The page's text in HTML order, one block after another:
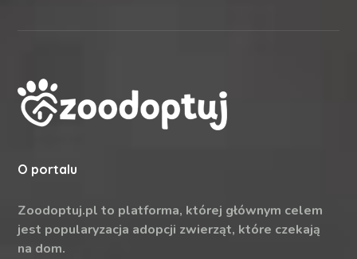
O portalu
Zoodoptuj.pl to platforma, której głównym celem
jest popularyzacja adopcji zwierząt, które czekają
na dom.